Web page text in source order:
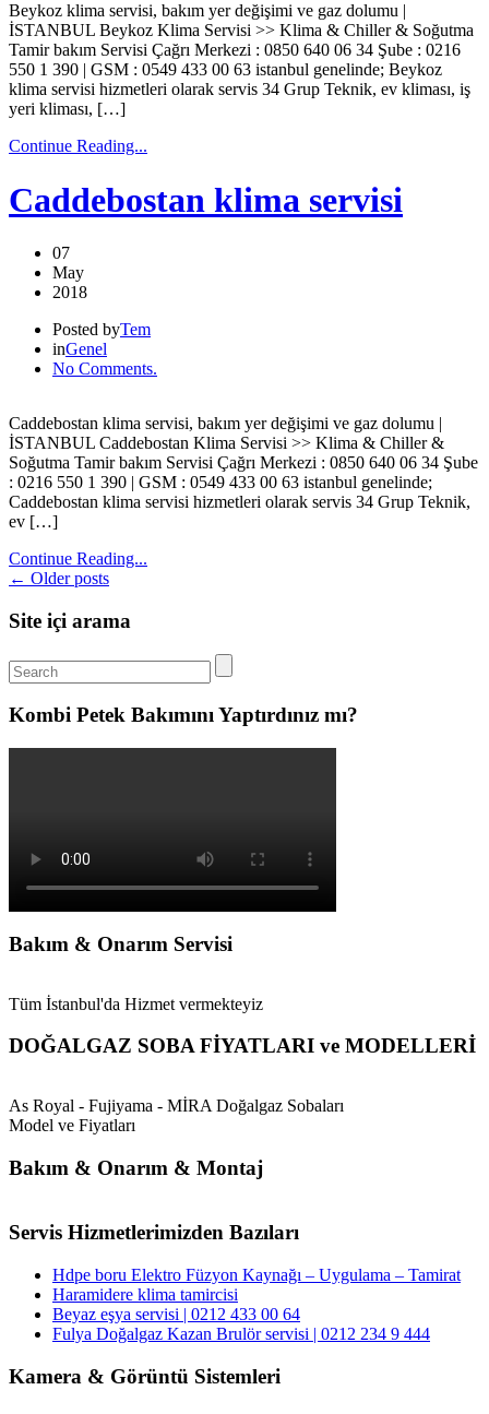
Beykoz klima servisi, bakım yer değişimi ve gaz dolumu |
İSTANBUL Beykoz Klima Servisi >> Klima & Chiller & Soğutma
Tamir bakım Servisi Çağrı Merkezi : 0850 640 06 34 Şube : 0216
550 1 390 | GSM : 0549 433 00 63 istanbul genelinde; Beykoz
klima servisi hizmetleri olarak servis 34 Grup Teknik, ev kliması, iş
yeri kliması, […]
Continue Reading...
Caddebostan klima servisi
07
May
2018
Posted byTem
inGenel
No Comments.
Caddebostan klima servisi, bakım yer değişimi ve gaz dolumu |
İSTANBUL Caddebostan Klima Servisi >> Klima & Chiller &
Soğutma Tamir bakım Servisi Çağrı Merkezi : 0850 640 06 34 Şube
: 0216 550 1 390 | GSM : 0549 433 00 63 istanbul genelinde;
Caddebostan klima servisi hizmetleri olarak servis 34 Grup Teknik,
ev […]
Continue Reading...
← Older posts
Site içi arama
Kombi Petek Bakımını Yaptırdınız mı?
Bakım & Onarım Servisi
Tüm İstanbul'da Hizmet vermekteyiz
DOĞALGAZ SOBA FİYATLARI ve MODELLERİ
As Royal - Fujiyama - MİRA Doğalgaz Sobaları
Model ve Fiyatları
Bakım & Onarım & Montaj
Servis Hizmetlerimizden Bazıları
Hdpe boru Elektro Füzyon Kaynağı – Uygulama – Tamirat
Haramidere klima tamircisi
Beyaz eşya servisi | 0212 433 00 64
Fulya Doğalgaz Kazan Brulör servisi | 0212 234 9 444
Kamera & Görüntü Sistemleri